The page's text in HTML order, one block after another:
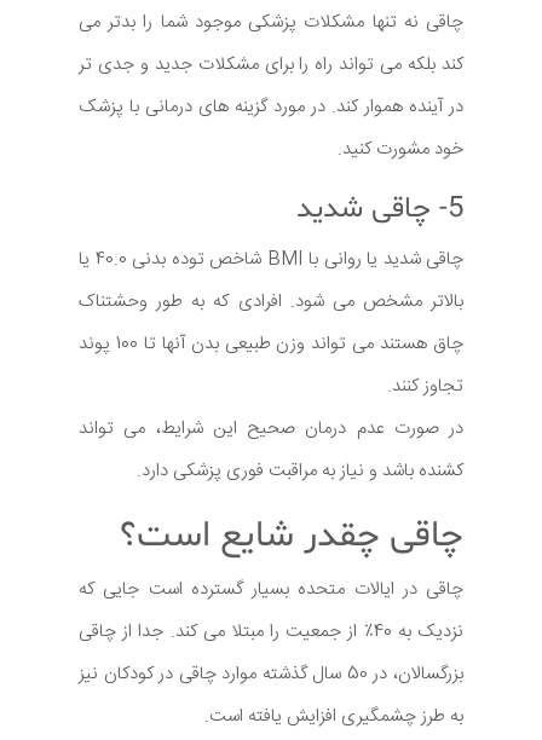
چاقی نه تنها مشکلات پزشکی موجود شما را بدتر می
کند بلکه می تواند راه را برای مشکلات جدید و جدی تر
در آینده هموار کند. در مورد گزینه های درمانی با پزشک
خود مشورت کنید.
5- چاقی شدید
چاقی شدید یا روانی با BMI شاخص توده بدنی 40.0 یا
بالاتر مشخص می شود. افرادی که به طور وحشتناک
چاق هستند می تواند وزن طبیعی بدن آنها تا 100 پوند
تجاوز کنند.
در صورت عدم درمان صحیح این شرایط، می تواند
کشنده باشد و نیاز به مراقبت فوری پزشکی دارد.
چاقی چقدر شایع است؟
چاقی در ایالات متحده بسیار گسترده است جایی که
نزدیک به 40٪ از جمعیت را مبتلا می کند. جدا از چاقی
بزرگسالان، در 50 سال گذشته موارد چاقی در کودکان نیز
به طرز چشمگیری افزایش یافته است.